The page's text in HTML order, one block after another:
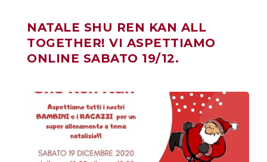
NATALE SHU REN KAN ALL
TOGETHER! VI ASPETTIAMO
ONLINE SABATO 19/12.